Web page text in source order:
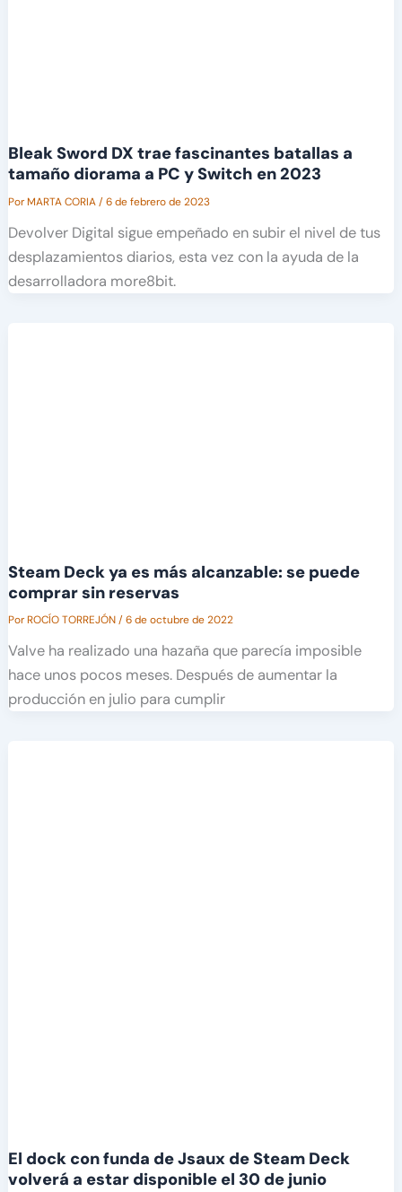
Bleak Sword DX trae fascinantes batallas a
tamaño diorama a PC y Switch en 2023
PorMARTA CORIA/6 de febrero de 2023
Devolver Digital sigue empeñado en subir el nivel de tus
desplazamientos diarios, esta vez con la ayuda de la
desarrolladora more8bit.
Steam Deck ya es más alcanzable: se puede
comprar sin reservas
PorROCÍO TORREJÓN/6 de octubre de 2022
Valve ha realizado una hazaña que parecía imposible
hace unos pocos meses. Después de aumentar la
producción en julio para cumplir
El dock con funda de Jsaux de Steam Deck
volverá a estar disponible el 30 de junio